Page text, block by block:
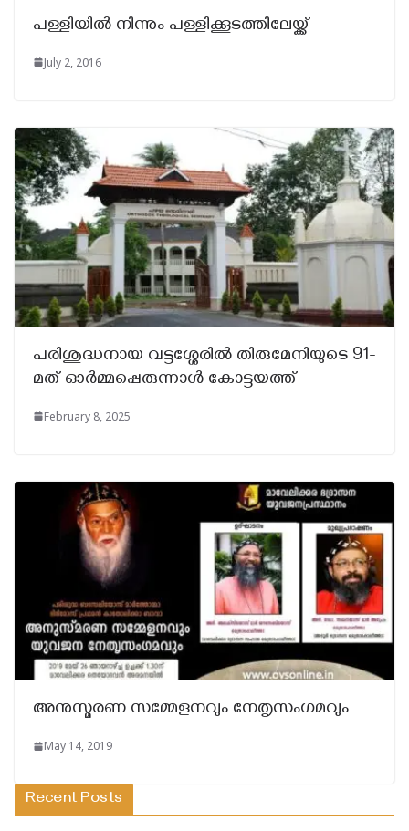
പള്ളിയിൽ നിന്നും പള്ളിക്കൂടത്തിലേയ്ക്ക്
July 2, 2016
പരിശുദ്ധനായ വട്ടശ്ശേരിൽ തിരുമേനിയുടെ 91-
മത് ഓർമ്മപ്പെരുന്നാൾ കോട്ടയത്ത്‌
February 8, 2025
അനുസ്മരണ സമ്മേളനവും നേതൃസംഗമവും
May 14, 2019
Recent Posts